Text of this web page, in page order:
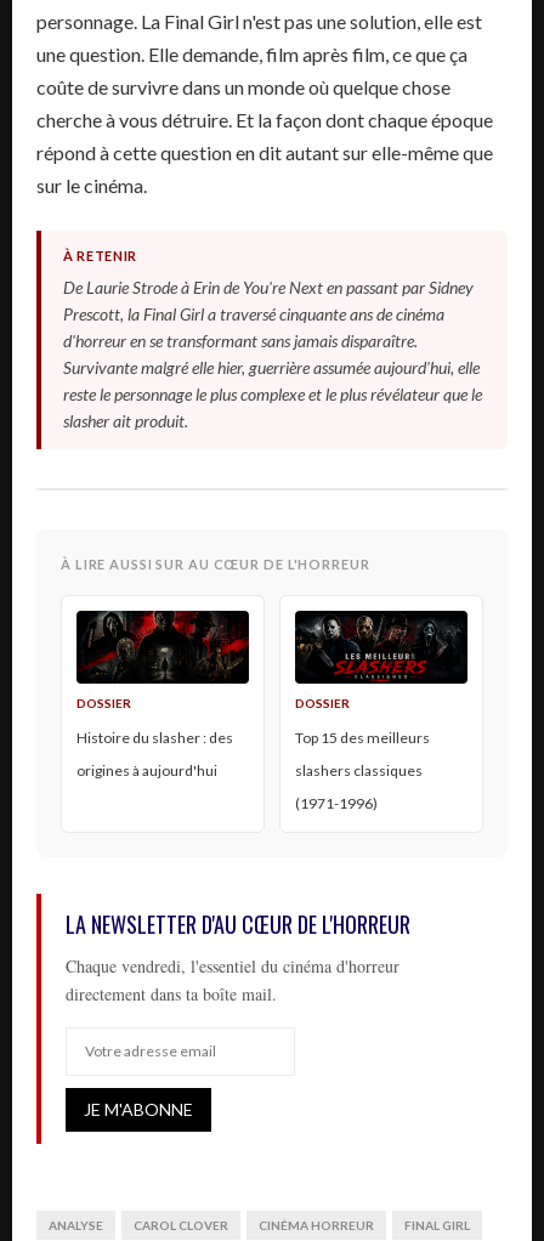
personnage. La Final Girl n'est pas une solution, elle est
une question. Elle demande, film après film, ce que ça
coûte de survivre dans un monde où quelque chose
cherche à vous détruire. Et la façon dont chaque époque
répond à cette question en dit autant sur elle-même que
sur le cinéma.
À RETENIR
De Laurie Strode à Erin de You're Next en passant par Sidney
Prescott, la Final Girl a traversé cinquante ans de cinéma
d'horreur en se transformant sans jamais disparaître.
Survivante malgré elle hier, guerrière assumée aujourd'hui, elle
reste le personnage le plus complexe et le plus révélateur que le
slasher ait produit.
À LIRE AUSSI SUR AU CŒUR DE L'HORREUR
DOSSIER
Histoire du slasher : des
origines à aujourd'hui
DOSSIER
Top 15 des meilleurs
slashers classiques
(1971-1996)
LA NEWSLETTER D'AU CŒUR DE L'HORREUR
Chaque vendredi, l'essentiel du cinéma d'horreur
directement dans ta boîte mail.
ANALYSE CAROL CLOVER CINÉMA HORREUR FINAL GIRL